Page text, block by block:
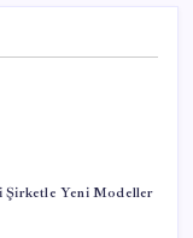
Şirketle Yeni Modeller